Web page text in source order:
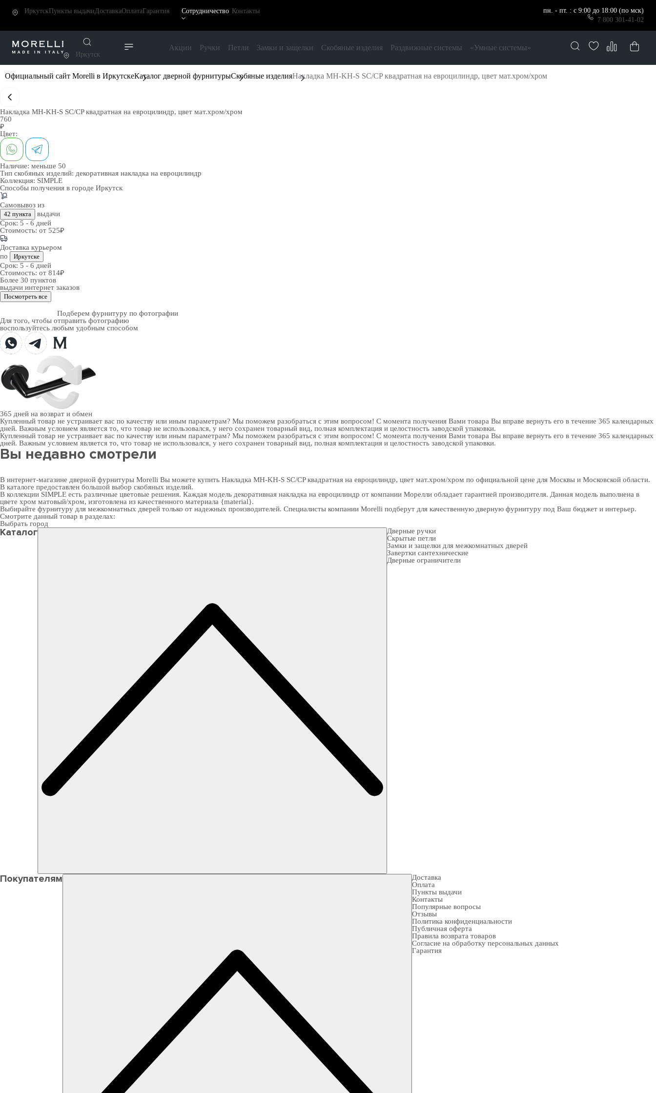
ИркутскПункты выдачиДоставкаОплатаГарантия Сотрудничество Контакты
пн. - пт. : с 9:00 до 18:00 (по мск)
7 800 301-41-02
Иркутск
Акции Ручки Петли Замки и защелки Скобяные изделия Раздвижные системы «Умные системы»
Официальный сайт Morelli в ИркутскеКаталог дверной фурнитурыСкобяные изделияНакладка MH-KH-S SC/CP квадратная на евроцилиндр, цвет мат.хром/хром
Накладка MH-KH-S SC/CP квадратная на евроцилиндр, цвет мат.хром/хром
760
₽
Цвет:
Наличие: меньше 50
Тип скобяных изделий: декоративная накладка на евроцилиндр
Коллекция: SIMPLE
Способы получения в городе Иркутск
Самовывоз из
42 пункта
выдачи
Срок: 5 - 6 дней
Стоимость: от 525₽
Доставка курьером
по
Иркутске
Срок: 5 - 6 дней
Стоимость: от 814₽
Более 30 пунктов
выдачи интернет заказов
Посмотреть все
Подберем фурнитуру по фотографии
Для того, чтобы отправить фотографию
воспользуйтесь любым удобным способом
365 дней на возврат и обмен
Купленный товар не устраивает вас по качеству или иным параметрам? Мы поможем разобраться с этим вопросом! С момента получения Вами товара Вы вправе вернуть его в течение 365 календарных
дней. Важным условием является то, что товар не использовался, у него сохранен товарный вид, полная комплектация и целостность заводской упаковки.
Купленный товар не устраивает вас по качеству или иным параметрам? Мы поможем разобраться с этим вопросом! С момента получения Вами товара Вы вправе вернуть его в течение 365 календарных
дней. Важным условием является то, что товар не использовался, у него сохранен товарный вид, полная комплектация и целостность заводской упаковки.
Вы недавно смотрели
В интернет-магазине дверной фурнитуры Morelli Вы можете купить Накладка MH-KH-S SC/CP квадратная на евроцилиндр, цвет мат.хром/хром по официальной цене для Москвы и Московской области.
В каталоге предоставлен большой выбор скобяных изделий.
В коллекции SIMPLE есть различные цветовые решения. Каждая модель декоративная накладка на евроцилиндр от компании Морелли обладает гарантией производителя. Данная модель выполнена в
цвете хром матовый/хром, изготовлена из качественного материала {material}.
Выбирайте фурнитуру для межкомнатных дверей только от надежных производителей. Специалисты компании Morelli подберут для качественную дверную фурнитуру под Ваш бюджет и интерьер.
Смотрите данный товар в разделах:
Выбрать город
Каталог
Дверные ручки
Скрытые петли
Замки и защелки для межкомнатных дверей
Завертки сантехнические
Дверные ограничители
Покупателям
Доставка
Оплата
Пункты выдачи
Контакты
Популярные вопросы
Отзывы
Политика конфиденциальности
Публичная оферта
Правила возврата товаров
Согласие на обработку персональных данных
Гарантия